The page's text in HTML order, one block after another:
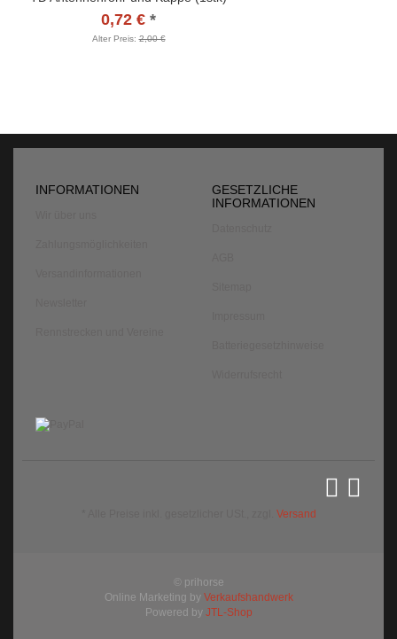
0,72 € *
Alter Preis:2,00 €
INFORMATIONEN
GESETZLICHE
INFORMATIONEN
Versand
© prihorse
Online Marketing by Verkaufshandwerk
Powered by JTL-Shop